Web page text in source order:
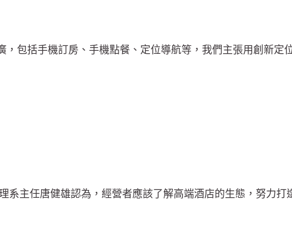
包括手機訂房、手機點餐、定位導航等，我們主張用創新定
主任唐健雄認為，經營者應該了解高端酒店的生態，努力打